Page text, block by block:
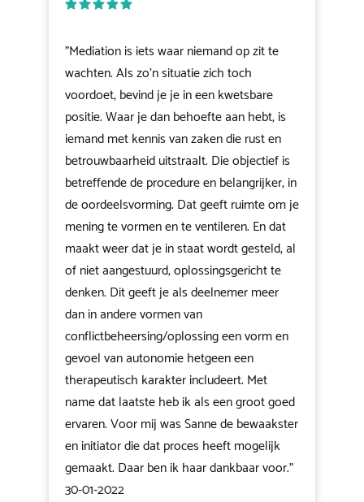
"Mediation is iets waar niemand op zit te
wachten. Als zo’n situatie zich toch
voordoet, bevind je je in een kwetsbare
positie. Waar je dan behoefte aan hebt, is
iemand met kennis van zaken die rust en
betrouwbaarheid uitstraalt. Die objectief is
betreffende de procedure en belangrijker, in
de oordeelsvorming. Dat geeft ruimte om je
mening te vormen en te ventileren. En dat
maakt weer dat je in staat wordt gesteld, al
of niet aangestuurd, oplossingsgericht te
denken. Dit geeft je als deelnemer meer
dan in andere vormen van
conflictbeheersing/oplossing een vorm en
gevoel van autonomie hetgeen een
therapeutisch karakter includeert. Met
name dat laatste heb ik als een groot goed
ervaren. Voor mij was Sanne de bewaakster
en initiator die dat proces heeft mogelijk
gemaakt. Daar ben ik haar dankbaar voor."
30-01-2022